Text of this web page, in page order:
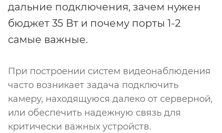
дальние подключения, зачем нужен
бюджет 35 Вт и почему порты 1-2
самые важные.
При построении систем видеонаблюдения
часто возникает задача подключить
камеру, находящуюся далеко от серверной,
или обеспечить надежную связь для
критически важных устройств.